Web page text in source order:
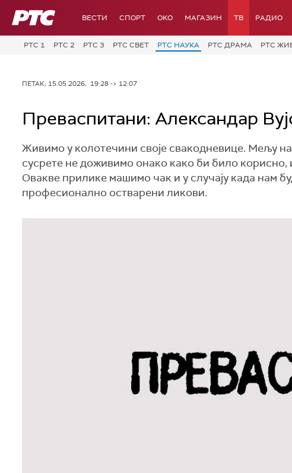
РТС ВЕСТИ СПОРТ OKO МАГАЗИН ТВ РАДИО
РТС 1 РТС 2 РТС 3 РТС СВЕТ РТС НАУКА РТС ДРАМА РТС
ПЕТАК, 15.05.2026, 19:28 -> 12:07
Преваспитани: Александар
Живимо у колотечини своје свакодневице. Мељу
сусрете не доживимо онако како би било
Овакве прилике машимо чак и у случају када нам
професионално остварени ликови.